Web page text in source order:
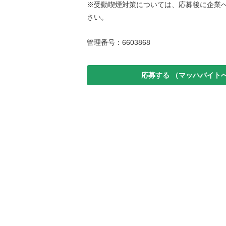
※受動喫煙対策については、応募後に企業
さい。
管理番号：6603868
応募する （マッハバイト